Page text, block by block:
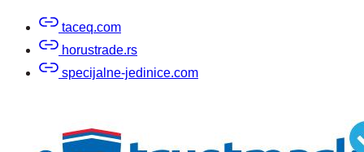
taceq.com
horustrade.rs
specijalne-jedinice.com